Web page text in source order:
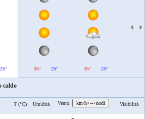
25° 35° 25° 35° 25°
caldo
T (°C) Umidità Vento: km/h<-->nodi Visibilità